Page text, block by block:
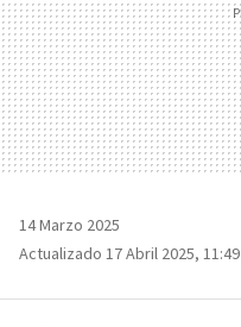
14 Marzo 2025
Actualizado 17 Abril 2025, 11:49